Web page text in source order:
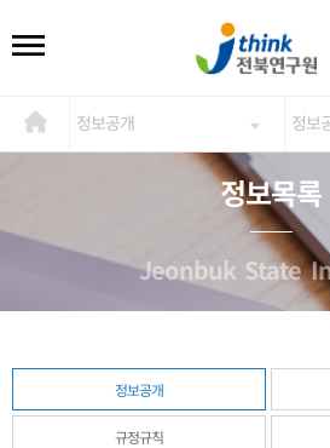
정보공개 정보
정보목록
Jeonbuk State
정보공개
규정규칙